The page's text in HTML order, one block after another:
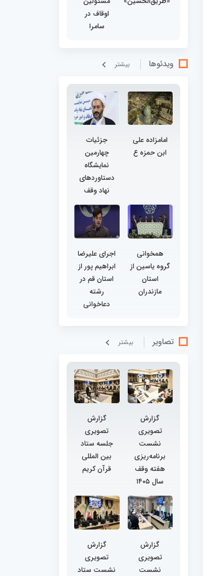
اوقاف در
سامرا
ویدئوها بيشتر
امامزاده علی
ابن حمزه ع
جزئیات
چهارمین
نمایشگاه
دستاوردهای
نهاد وقف
همخوانی
گروه یاسین از
استان
مازندران
اجرای علیرضا
ابراهیم پور از
استان قم در
رشته
دعاخوانی
تصاویر بيشتر
گزارش
تصویری
نشست
برنامه‌ریزی
هفته وقف
سال ۱۴۰۵
گزارش
تصویری
جلسه ستاد
بین المللی
قرآن کریم
گزارش
تصویری
نشست
گزارش
تصویری
نشست ستاد